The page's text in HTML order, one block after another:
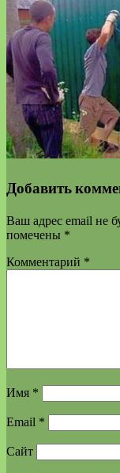
Добавить
Ваш адрес email не
помечены *
Комментарий *
Имя *
Email *
Сайт